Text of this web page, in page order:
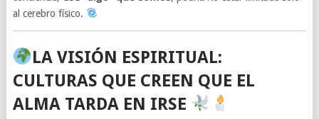
al cerebro físico.
LA VISIÓN ESPIRITUAL:
CULTURAS QUE CREEN QUE EL
ALMA TARDA EN IRSE